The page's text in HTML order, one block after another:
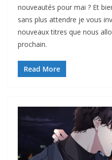
nouveautés pour mai ? Et
sans plus attendre je vous
nouveaux titres que nous
prochain.
Read More